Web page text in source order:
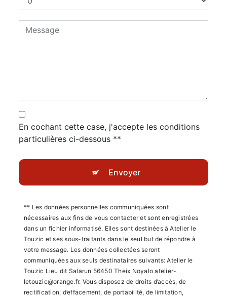
En cochant cette case, j'accepte les conditions
particulières ci-dessous **
Envoyer
** Les données personnelles communiquées sont
nécessaires aux fins de vous contacter et sont enregistrées
dans un fichier informatisé. Elles sont destinées à Atelier le
Touzic et ses sous-traitants dans le seul but de répondre à
votre message. Les données collectées seront
communiquées aux seuls destinataires suivants: Atelier le
Touzic Lieu dit Salarun 56450 Theix Noyalo atelier-
letouzic@orange.fr. Vous disposez de droits d’accès, de
rectification, d’effacement, de portabilité, de limitation,